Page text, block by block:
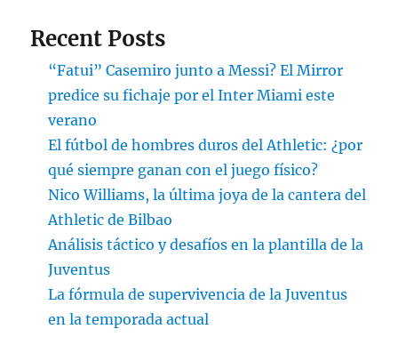
Recent Posts
“Fatui” Casemiro junto a Messi? El Mirror
predice su fichaje por el Inter Miami este
verano
El fútbol de hombres duros del Athletic: ¿por
qué siempre ganan con el juego físico?
Nico Williams, la última joya de la cantera del
Athletic de Bilbao
Análisis táctico y desafíos en la plantilla de la
Juventus
La fórmula de supervivencia de la Juventus
en la temporada actual